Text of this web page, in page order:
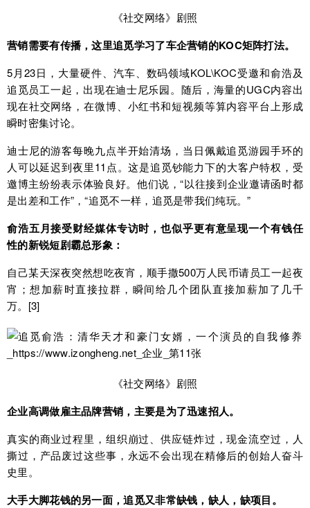
《社交网络》剧照
营销需要有传播，这里追觅学习了车企营销的KOC矩阵打法。
5月23日，大量硬件、汽车、数码领域KOL\KOC受邀和俞浩及
追觅员工一起，出现在迪士尼乐园。随后，海量的UGC内容出
现在社交网络，在微博、小红书和短视频等算内容平台上形成
瞬时密集讨论。
迪士尼的游客每晚九点半开始清场，当日佩戴追觅游园手环的
人可以延迟到夜里11点。这是追觅钞能力下的大客户特权，受
邀博主纷纷表示体验良好。他们说，“以往接到企业邀请函时都
是出差和工作”，“追觅不一样，追觅是带我们纯玩。”
俞浩五月接受财经媒体专访时，也似乎更有意呈现一个有钱任
性的新锐短剧霸总形象：
自己某天深夜突然想吃夜宵，顺手撒500万人民币请员工一起夜
宵；想加薪时直接拉群，瞬间给几个团队直接加薪加了几千
万。[3]
《社交网络》剧照
企业高调做雇主品牌营销，主要是为了迅速招人。
真实的商业过程里，组织崩过、供应链炸过，现金流空过，人
撕过，产品废过这些事，永远不会出现在精修后的创始人奋斗
史里。
大手大脚花钱的另一面，追觅又非常缺钱，缺人，缺项目。